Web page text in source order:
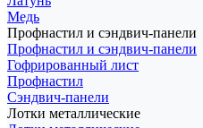
Медь
Профнастил и сэндвич-панели
Профнастил и сэндвич-панели
Гофрированный лист
Профнастил
Сэндвич-панели
Лотки металлические